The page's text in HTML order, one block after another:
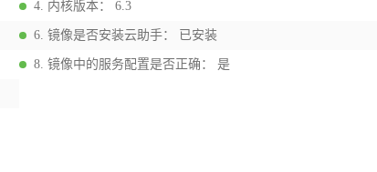
4. 内核版本： 6.3
6. 镜像是否安装云助手： 已安装
8. 镜像中的服务配置是否正确 ： 是